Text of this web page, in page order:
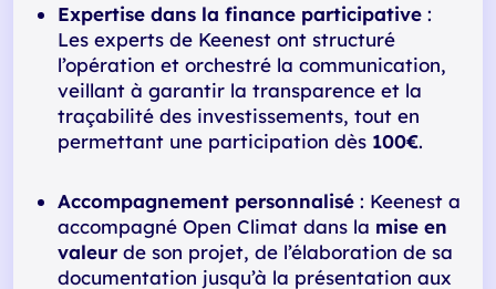
Expertise dans la finance participative :
Les experts de Keenest ont structuré
l’opération et orchestré la communication,
veillant à garantir la transparence et la
traçabilité des investissements, tout en
permettant une participation dès 100€.
Accompagnement personnalisé : Keenest a
accompagné Open Climat dans la mise en
valeurde son projet, de l’élaboration de sa
documentation jusqu’à la présentation aux